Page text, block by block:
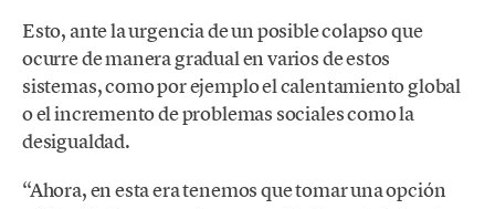
Esto, ante la urgencia de un posible colapso que
ocurre de manera gradual en varios de estos
sistemas, como por ejemplo el calentamiento global
o el incremento de problemas sociales como la
desigualdad.
“Ahora, en esta era tenemos que tomar una opción